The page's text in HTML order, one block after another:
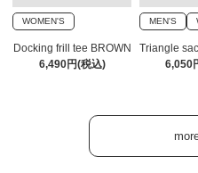
WOMEN'S
Docking frill tee BROWN
6,490円(税込)
MEN'S
Triangle
6,050